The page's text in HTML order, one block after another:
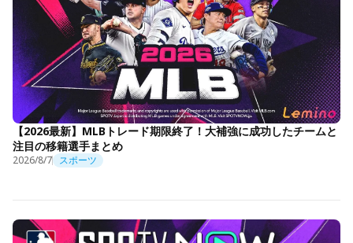
【2026最新】MLBトレード期限終了！大補強に成功したチームと
注目の移籍選手まとめ
2026/8/7 スポーツ